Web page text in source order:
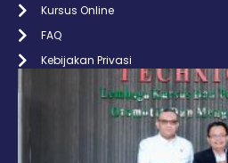
Kursus Online
FAQ
Kebijakan Privasi